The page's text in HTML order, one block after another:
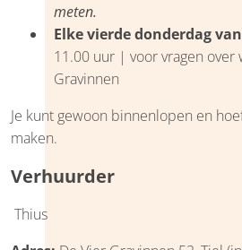
meten.
Elke vierde donderdag
11.00 uur | voor vragen over
Gravinnen
Je kunt gewoon binnenlopen en
maken.
Verhuurder
Thius